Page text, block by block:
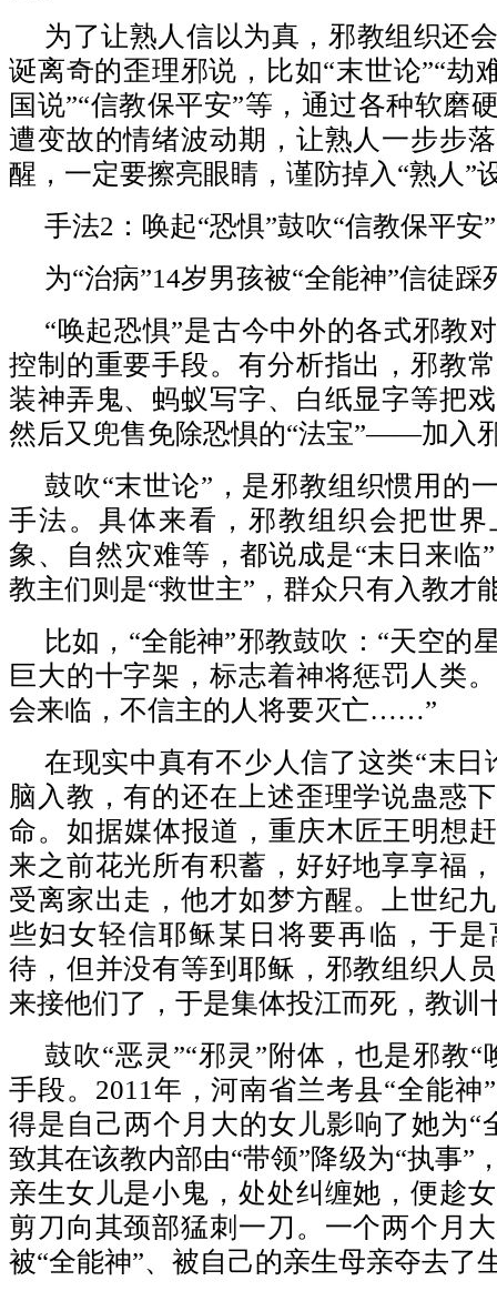
为了让熟人信以为真，邪教组织还
诞离奇的歪理邪说，比如“末世论”“劫
国说”“信教保平安”等，通过各种软磨
遭变故的情绪波动期，让熟人一步步
醒，一定要擦亮眼睛，谨防掉入“熟人”
手法2：唤起“恐惧”鼓吹“信教保平安”
为“治病”14岁男孩被“全能神”信徒踩
“唤起恐惧”是古今中外的各式邪教
控制的重要手段。有分析指出，邪教
装神弄鬼、蚂蚁写字、白纸显字等把
然后又兜售免除恐惧的“法宝”——加入
鼓吹“末世论”，是邪教组织惯用的
手法。具体来看，邪教组织会把世
象、自然灾难等，都说成是“末日来临
教主们则是“救世主”，群众只有入教才
比如，“全能神”邪教鼓吹：“天空的
巨大的十字架，标志着神将惩罚人类
会来临，不信主的人将要灭亡……”
在现实中真有不少人信了这类“末日
脑入教，有的还在上述歪理学说蛊惑
命。如据媒体报道，重庆木匠王明想
来之前花光所有积蓄，好好地享享福
受离家出走，他才如梦方醒。上世纪
些妇女轻信耶稣某日将要再临，于
待，但并没有等到耶稣，邪教组织人
来接他们了，于是集体投江而死，教训
鼓吹“恶灵”“邪灵”附体，也是邪教“
手段。2011年，河南省兰考县“全能神
得是自己两个月大的女儿影响了她为“
致其在该教内部由“带领”降级为“执事”
亲生女儿是小鬼，处处纠缠她，便趁
剪刀向其颈部猛刺一刀。一个两个月
被“全能神”、被自己的亲生母亲夺去了